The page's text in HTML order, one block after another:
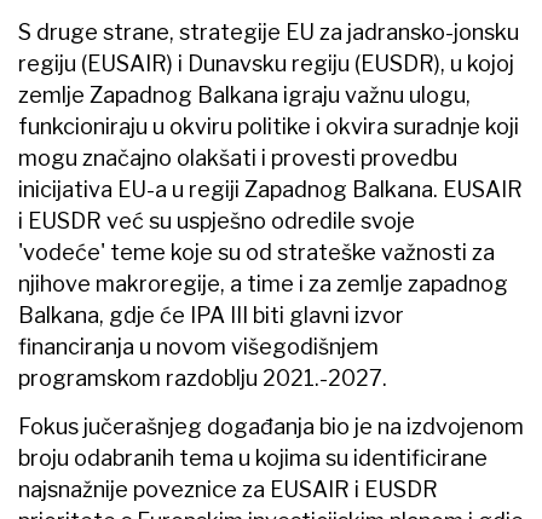
S druge strane, strategije EU za jadransko-jonsku
regiju (EUSAIR) i Dunavsku regiju (EUSDR), u kojoj
zemlje Zapadnog Balkana igraju važnu ulogu,
funkcioniraju u okviru politike i okvira suradnje koji
mogu značajno olakšati i provesti provedbu
inicijativa EU-a u regiji Zapadnog Balkana. EUSAIR
i EUSDR već su uspješno odredile svoje
'vodeće' teme koje su od strateške važnosti za
njihove makroregije, a time i za zemlje zapadnog
Balkana, gdje će IPA III biti glavni izvor
financiranja u novom višegodišnjem
programskom razdoblju 2021.-2027.
Fokus jučerašnjeg događanja bio je na izdvojenom
broju odabranih tema u kojima su identificirane
najsnažnije poveznice za EUSAIR i EUSDR